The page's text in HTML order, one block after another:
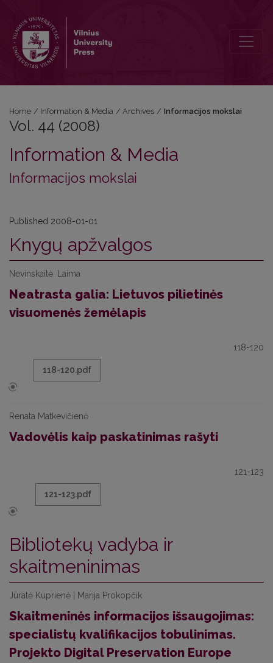
Home / Information & Media / Archives / Informacijos mokslai
Vol. 44 (2008)
Information & Media
Informacijos mokslai
Published 2008-01-01
Knygų apžvalgos
Nevinskaitė. Laima
Neatrasta galia: Lietuvos pilietinės
visuomenės žemėlapis
118-120
118-120.pdf
Renata Matkevičienė
Vadovėlis kaip paskatinimas rašyti
121-123
121-123.pdf
Bibliotekų vadyba ir
skaitmeninimas
Jūratė Kuprienė | Marija Prokopčik
Skaitmeninės informacijos išsaugojimas:
specialistų kvalifikacijos tobulinimas.
Projekto Digital Preservation Europe